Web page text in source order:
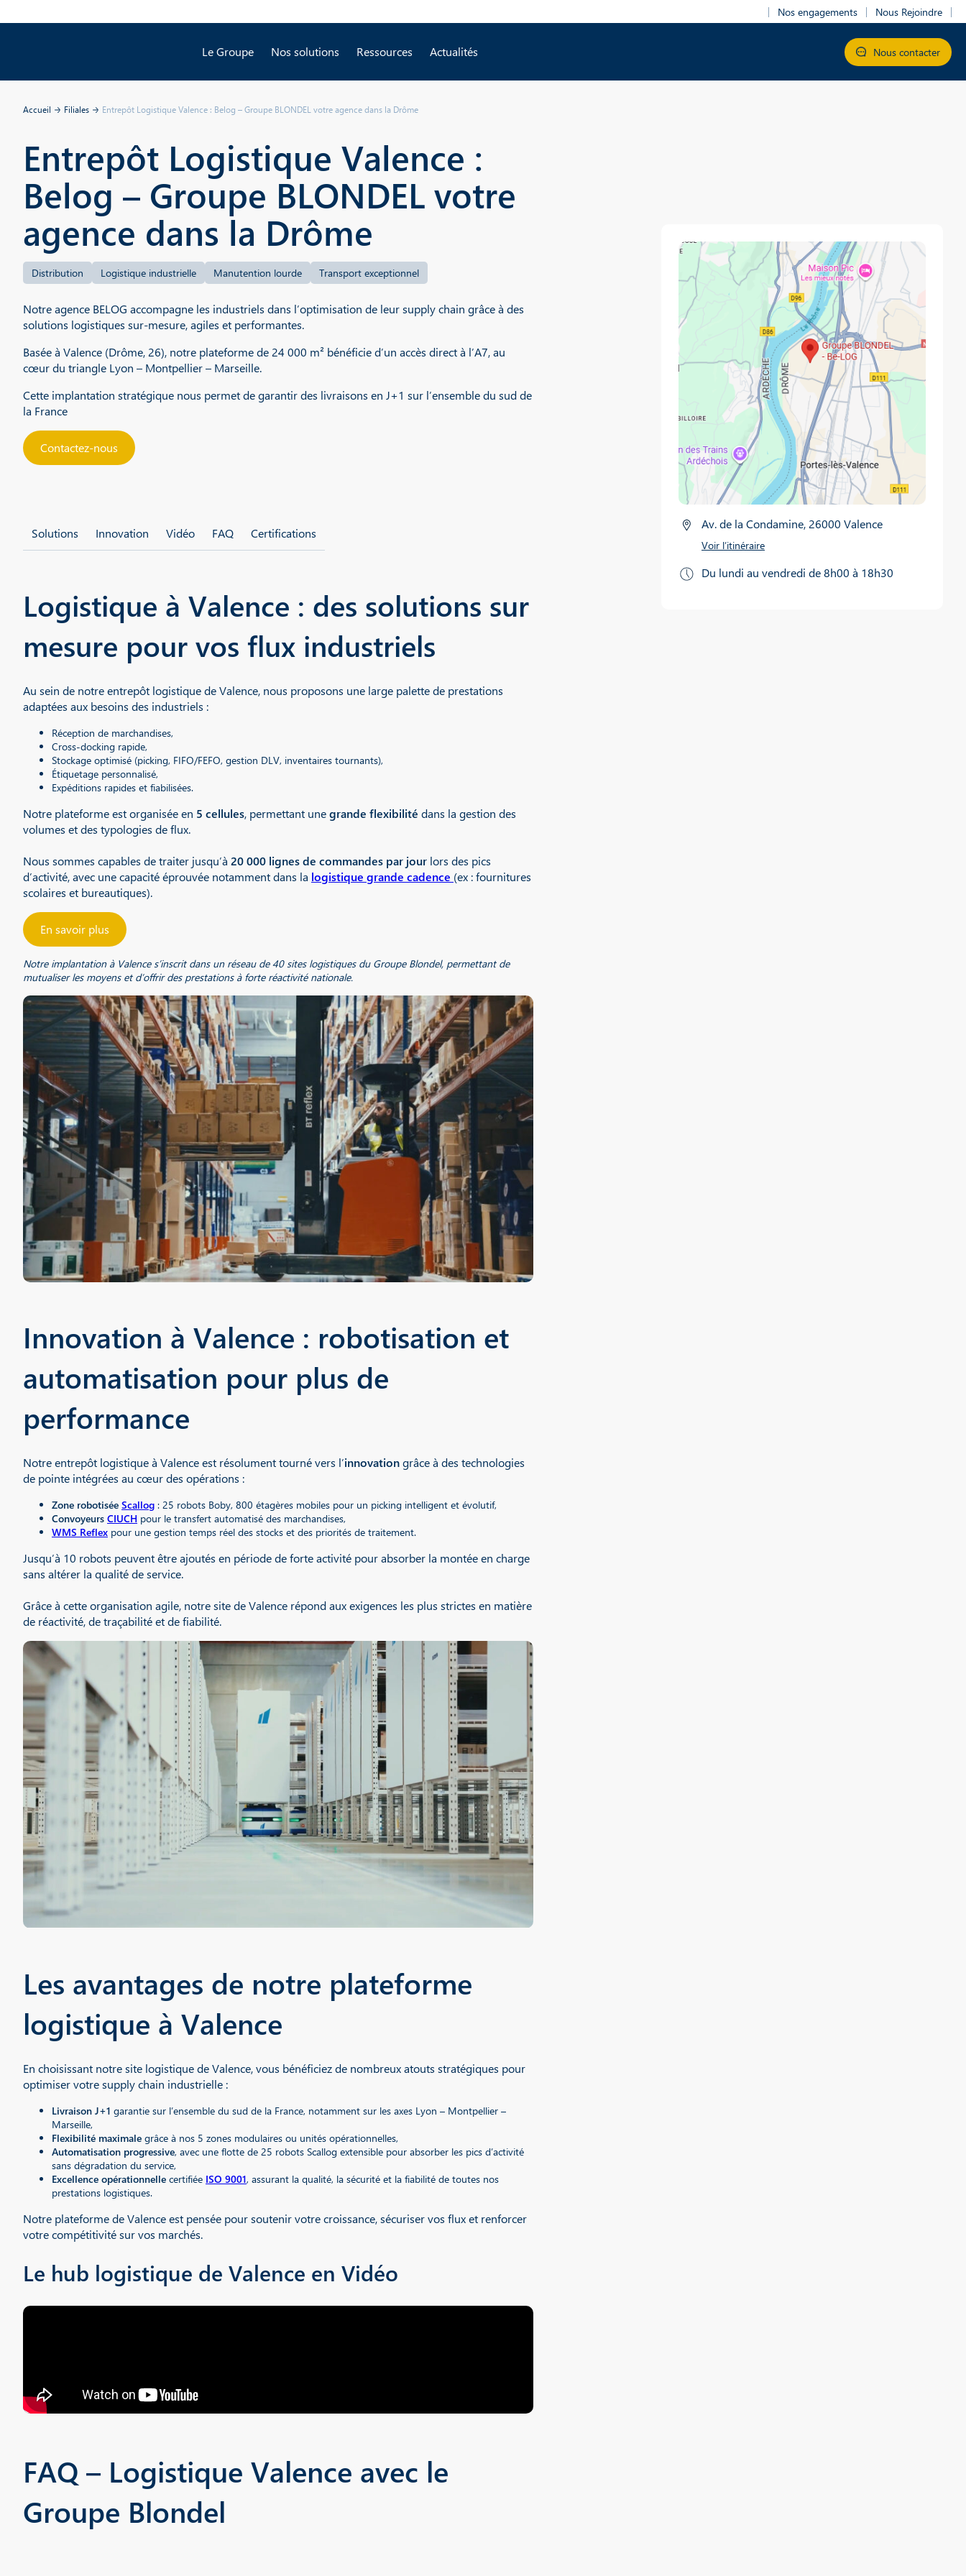
Nos engagements Nous Rejoindre
Le Groupe Nos solutions Ressources Actualités Nous contacter
Accueil Filiales Entrepôt Logistique Valence : Belog – Groupe BLONDEL votre agence dans la Drôme
Entrepôt Logistique Valence :
Belog – Groupe BLONDEL votre
agence dans la Drôme
Distribution Logistique industrielle Manutention lourde Transport exceptionnel
Notre agence BELOG accompagne les industriels dans l’optimisation de leur supply chain grâce à des
solutions logistiques sur-mesure, agiles et performantes.
Basée à Valence (Drôme, 26), notre plateforme de 24 000 m² bénéficie d’un accès direct à l’A7, au
cœur du triangle Lyon – Montpellier – Marseille.
Cette implantation stratégique nous permet de garantir des livraisons en J+1 sur l’ensemble du sud de
la France
Contactez-nous
Solutions Innovation Vidéo FAQ Certifications
Logistique à Valence : des solutions sur
mesure pour vos flux industriels
Au sein de notre entrepôt logistique de Valence, nous proposons une large palette de prestations
adaptées aux besoins des industriels :
Réception de marchandises,
Cross-docking rapide,
Stockage optimisé (picking, FIFO/FEFO, gestion DLV, inventaires tournants),
Étiquetage personnalisé,
Expéditions rapides et fiabilisées.
Notre plateforme est organisée en 5 cellules, permettant unegrande flexibilité dans la gestion des
volumes et des typologies de flux.
Nous sommes capables de traiter jusqu’à 20 000 lignes de commandes par jour lors des pics
d’activité, avec une capacité éprouvée notamment dans la logistique grande cadence (ex : fournitures
scolaires et bureautiques).
En savoir plus
Notre implantation à Valence s’inscrit dans un réseau de 40 sites logistiques du Groupe Blondel, permettant de
mutualiser les moyens et d’offrir des prestations à forte réactivité nationale.
Innovation à Valence : robotisation et
automatisation pour plus de
performance
Notre entrepôt logistique à Valence est résolument tourné vers l’innovationgrâce à des technologies
de pointe intégrées au cœur des opérations :
Zone robotisée Scallog : 25 robots Boby, 800 étagères mobiles pour un picking intelligent et évolutif,
Convoyeurs CIUCH pour le transfert automatisé des marchandises,
WMS Reflex pour une gestion temps réel des stocks et des priorités de traitement.
Jusqu’à 10 robots peuvent être ajoutés en période de forte activité pour absorber la montée en charge
sans altérer la qualité de service.
Grâce à cette organisation agile, notre site de Valence répond aux exigences les plus strictes en matière
de réactivité, de traçabilité et de fiabilité.
Les avantages de notre plateforme
logistique à Valence
En choisissant notre site logistique de Valence, vous bénéficiez de nombreux atouts stratégiques pour
optimiser votre supply chain industrielle :
Livraison J+1 garantie sur l’ensemble du sud de la France, notamment sur les axes Lyon – Montpellier –
Marseille,
Flexibilité maximale grâce à nos 5 zones modulaires ou unités opérationnelles,
Automatisation progressive, avec une flotte de 25 robots Scallog extensible pour absorber les pics d’activité
sans dégradation du service,
Excellence opérationnelle certifiée ISO 9001, assurant la qualité, la sécurité et la fiabilité de toutes nos
prestations logistiques.
Notre plateforme de Valence est pensée pour soutenir votre croissance, sécuriser vos flux et renforcer
votre compétitivité sur vos marchés.
Le hub logistique de Valence en Vidéo
FAQ – Logistique Valence avec le
Groupe Blondel
Av. de la Condamine, 26000 Valence
Voir l’itinéraire
Du lundi au vendredi de 8h00 à 18h30